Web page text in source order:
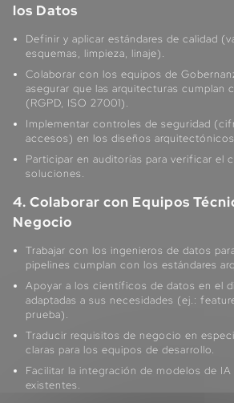
los Datos
Definir y aplicar estándares de calidad
esquemas, limpieza, linaje).
Colaborar con los equipos de
asegurar que las arquitecturas cumplan
(RGPD, ISO 27001).
Implementar controles de seguridad
accesos) en los diseños
Participar en auditorías para verificar el
soluciones.
4. Colaborar con Equipos
Negocio
Trabajar con los ingenieros de datos
pipelines cumplan con los estándares
Apoyar a los científicos de datos en el
adaptadas a sus necesidades (ej.:
prueba).
Traducir requisitos de negocio en
claras para los equipos de desarrollo.
Facilitar la integración de modelos de
existentes.